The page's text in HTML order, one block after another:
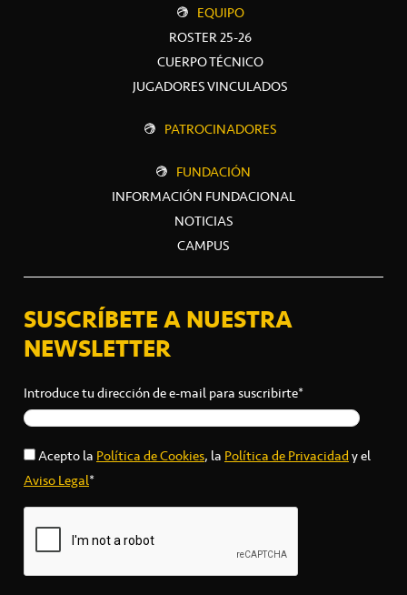
EQUIPO
ROSTER 25-26
CUERPO TÉCNICO
JUGADORES VINCULADOS
PATROCINADORES
FUNDACIÓN
INFORMACIÓN FUNDACIONAL
NOTICIAS
CAMPUS
SUSCRÍBETE A NUESTRA
NEWSLETTER
Introduce tu dirección de e-mail para suscribirte*
Acepto laPolítica de Cookies, laPolítica de Privacidady el
Aviso Legal*